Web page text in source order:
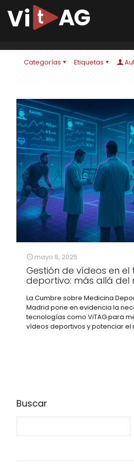
Categorías Etiquetas
mayo 8, 2025
Gestión de vídeos en
deportivo: más allá del
La Cumbre sobre Medicina
Madrid pone en evidencia la
tecnologías como ViTAG para
vídeos deportivos y potenciar el
Buscar